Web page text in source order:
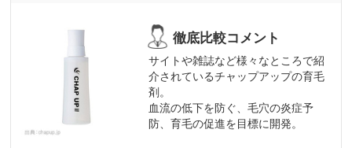
サイトや雑誌など様々なところで紹
介されているチャップアップの育毛
剤。
血流の低下を防ぐ、毛穴の炎症予
防、育毛の促進を目標に開発。